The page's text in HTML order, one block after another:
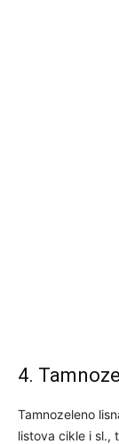
4.
Tamnozeleno
listova cikle i sl.,